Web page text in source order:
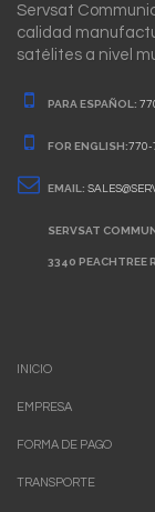
Servsat
calidad
satélites a nivel
PARA ESPAÑOL:
FOR ENGLISH:770-
EMAIL:
SERVSAT
3340 PEACHTREE
INICIO
EMPRESA
FORMA DE PAGO
TRANSPORTE